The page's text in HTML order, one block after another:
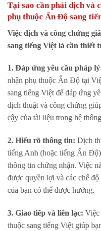
Tại sao cần phải dịch và
phụ thuộc Ấn Độ sang
Việc dịch và công chứng
sang tiếng Việt là cần thiết
1. Đáp ứng yêu cầu pháp
nhận phụ thuộc Ấn Độ tại
sang tiếng Việt để đáp ứng
dịch thuật và công chứng
cậy của tài liệu trong hệ
2. Hiểu rõ thông tin: Dịch
tiếng Anh (hoặc tiếng Ấn
thông tin chứng nhận. Việc
được quyền lợi và các chế
của bạn có thể được hưởng.
3. Giao tiếp và liên lạc: Việc
thuộc sang tiếng Việt giúp